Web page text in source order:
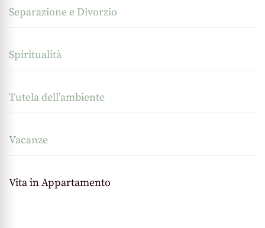
Separazione e Divorzio
Spiritualità
Tutela dell’ambiente
Vacanze
Vita in Appartamento